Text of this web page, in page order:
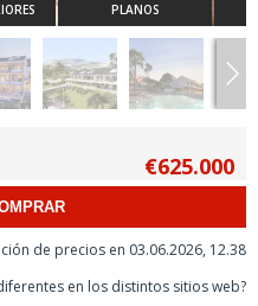
PLANOS
€625.000
de precios en 03.06.2026, 12.38
en los distintos sitios web?